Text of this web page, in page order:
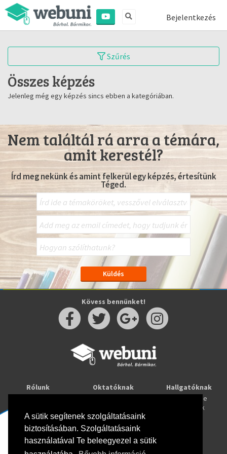
A sütik segítenek szolgáltatásaink
biztosításában. Szolgáltatásaink
használatával Te beleegyezel a sütik
Bejelentkezés
Szűrés
Összes képzés
Jelenleg még egy képzés sincs ebben a kategóriában.
Nem találtál rá arra a témára,
amit kerestél?
Írd meg nekünk és amint felkerül egy képzés, értesítünk
Téged.
Kövess bennünket!
Rólunk
Oktatóknak
Webuni Stúdió
Hallgatóknak
Tanulj online
Képzések
Info
Adatkezelési tájékoztató
ÁSZF